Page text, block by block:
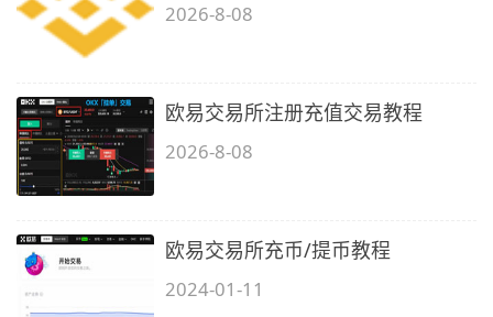
2026-8-08
欧易交易所注册充值交易教程
2026-8-08
欧易交易所充币/提币教程
2024-01-11